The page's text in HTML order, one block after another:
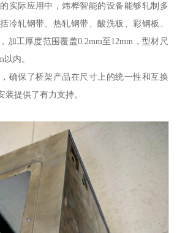
实际应用中，炜桦智能的设备能够轧制多
冷轧钢带、热轧钢带、酸洗板、彩钢板、
加工厚度范围覆盖0.2mm至12mm，型材尺
内。
确保了桥架产品在尺寸上的统一性和互换
提供了有力支持。